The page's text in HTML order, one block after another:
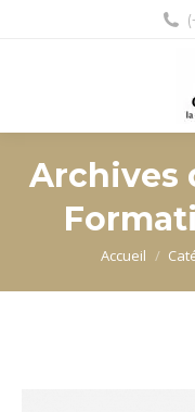
Archives
Vous êtes ici :
Accueil